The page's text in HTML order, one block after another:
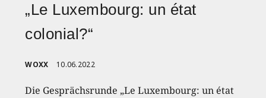
„Le Luxembourg: un état
colonial?“
WOXX 10.06.2022
Die Gesprächsrunde „Le Luxembourg: un état